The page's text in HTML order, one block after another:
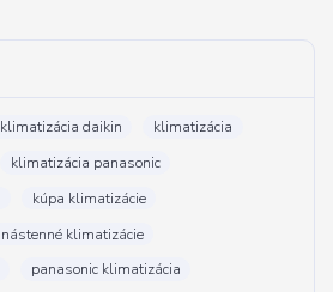
klimatizácia daikin
klimatizácia
klimatizácia panasonic
kúpa klimatizácie
nástenné klimatizácie
panasonic klimatizácia